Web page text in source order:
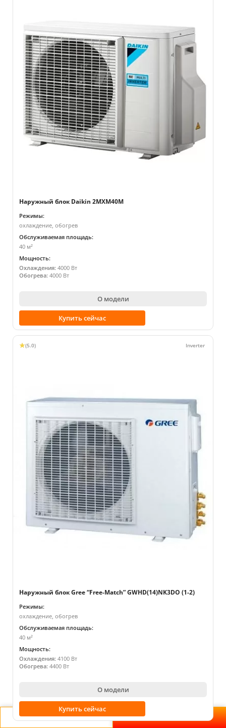
Очистить
Наружный блок Daikin 2MXM40M
Режимы:
охлаждение, обогрев
Обслуживаемая площадь:
40 м²
Мощность:
Охлаждения: 4000 Вт
Обогрева: 4000 Вт
О модели
Купить сейчас
(5.0)
Наружный блок Gree “Free-Match” GWHD(14)NK3DO (1-2)
Режимы:
охлаждение, обогрев
Обслуживаемая площадь:
40 м²
Мощность:
Охлаждения: 4100 Вт
Обогрева: 4400 Вт
О модели
Купить сейчас